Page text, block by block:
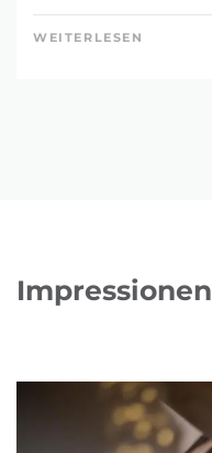
WEITERLESEN
Impressionen